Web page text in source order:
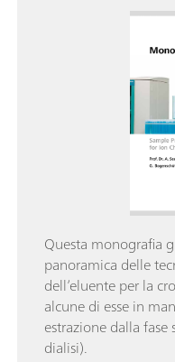
Questa monografia
panoramica delle
dell’eluente per la
alcune di esse in
estrazione dalla
dialisi).